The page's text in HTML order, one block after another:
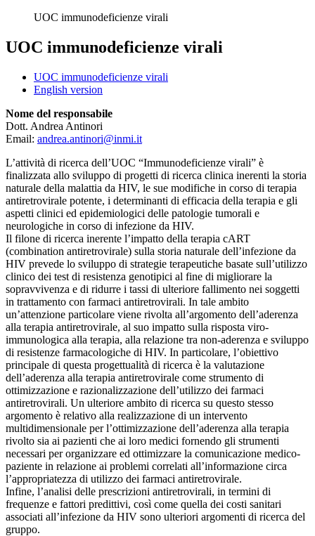
UOC immunodeficienze virali
UOC immunodeficienze virali
UOC immunodeficienze virali
English version
Nome del responsabile
Dott. Andrea Antinori
Email: andrea.antinori@inmi.it
L’attività di ricerca dell’UOC “Immunodeficienze virali” è
finalizzata allo sviluppo di progetti di ricerca clinica inerenti la storia
naturale della malattia da HIV, le sue modifiche in corso di terapia
antiretrovirale potente, i determinanti di efficacia della terapia e gli
aspetti clinici ed epidemiologici delle patologie tumorali e
neurologiche in corso di infezione da HIV.
Il filone di ricerca inerente l’impatto della terapia cART
(combination antiretrovirale) sulla storia naturale dell’infezione da
HIV prevede lo sviluppo di strategie terapeutiche basate sull’utilizzo
clinico dei test di resistenza genotipici al fine di migliorare la
sopravvivenza e di ridurre i tassi di ulteriore fallimento nei soggetti
in trattamento con farmaci antiretrovirali. In tale ambito
un’attenzione particolare viene rivolta all’argomento dell’aderenza
alla terapia antiretrovirale, al suo impatto sulla risposta viro-
immunologica alla terapia, alla relazione tra non-aderenza e sviluppo
di resistenze farmacologiche di HIV. In particolare, l’obiettivo
principale di questa progettualità di ricerca è la valutazione
dell’aderenza alla terapia antiretrovirale come strumento di
ottimizzazione e razionalizzazione dell’utilizzo dei farmaci
antiretrovirali. Un ulteriore ambito di ricerca su questo stesso
argomento è relativo alla realizzazione di un intervento
multidimensionale per l’ottimizzazione dell’aderenza alla terapia
rivolto sia ai pazienti che ai loro medici fornendo gli strumenti
necessari per organizzare ed ottimizzare la comunicazione medico-
paziente in relazione ai problemi correlati all’informazione circa
l’appropriatezza di utilizzo dei farmaci antiretrovirale.
Infine, l’analisi delle prescrizioni antiretrovirali, in termini di
frequenze e fattori predittivi, così come quella dei costi sanitari
associati all’infezione da HIV sono ulteriori argomenti di ricerca del
gruppo.